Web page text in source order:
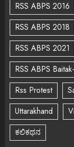
RSS ABPS 2016
RSS ABPS 2018
RSS ABPS 2021
RSS ABPS
Rss Protest
Uttarakhand
ಕಲಿಕಥನ